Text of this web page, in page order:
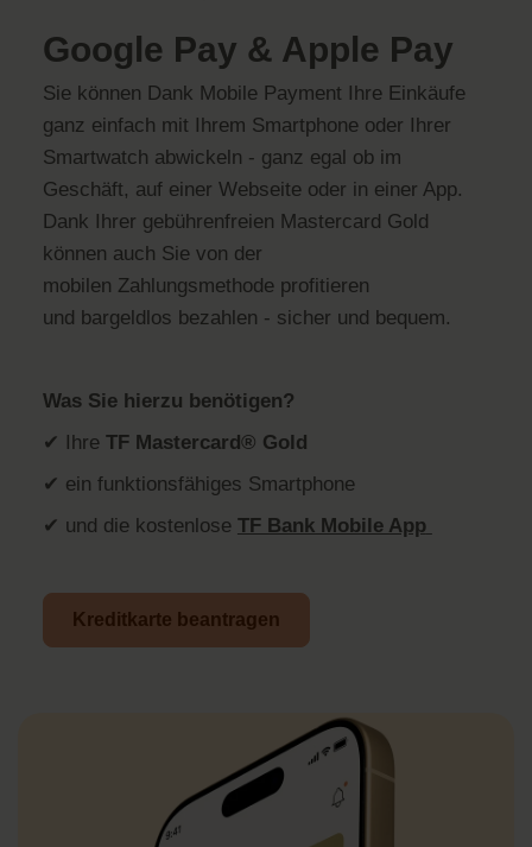
Google Pay & Apple Pay
Sie können Dank Mobile Payment Ihre Einkäufe
ganz einfach mit Ihrem Smartphone oder Ihrer
Smartwatch abwickeln - ganz egal ob im
Geschäft, auf einer Webseite oder in einer App.
Dank Ihrer gebührenfreien Mastercard Gold
können auch Sie von der
mobilen Zahlungsmethode profitieren
und bargeldlos bezahlen - sicher und bequem.
Was Sie hierzu benötigen?
✔ Ihre TF Mastercard® Gold
✔ ein funktionsfähiges Smartphone
✔ und die kostenlose TF Bank Mobile App
Kreditkarte beantragen